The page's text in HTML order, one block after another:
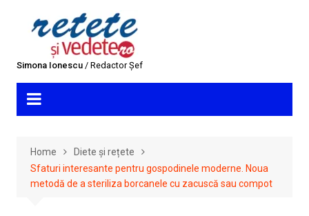
Simona Ionescu/ Redactor Șef
Home
Diete și rețete
Sfaturi interesante pentru gospodinele moderne. Noua
metodă de a steriliza borcanele cu zacuscă sau compot